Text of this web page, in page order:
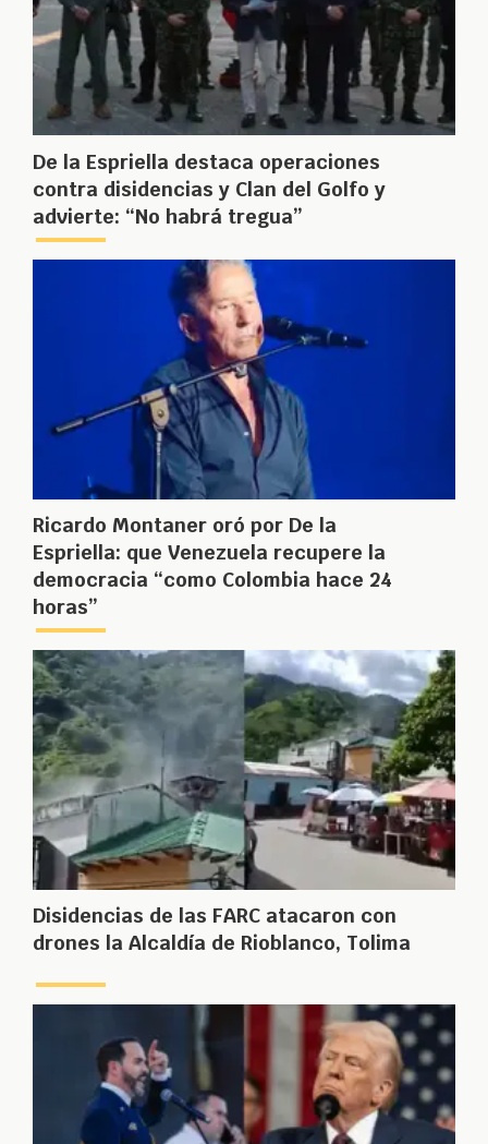
De la Espriella destaca operaciones
contra disidencias y Clan del Golfo y
advierte: “No habrá tregua”
Ricardo Montaner oró por De la
Espriella: que Venezuela recupere la
democracia “como Colombia hace 24
horas”
Disidencias de las FARC atacaron con
drones la Alcaldía de Rioblanco, Tolima